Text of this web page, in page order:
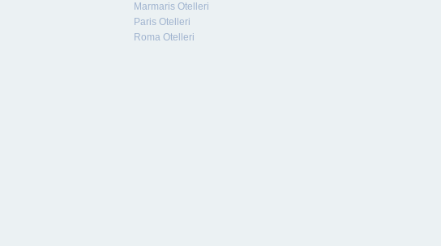
Marmaris Otelleri
Paris Otelleri
Roma Otelleri